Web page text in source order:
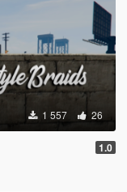
1 557 26
1.0